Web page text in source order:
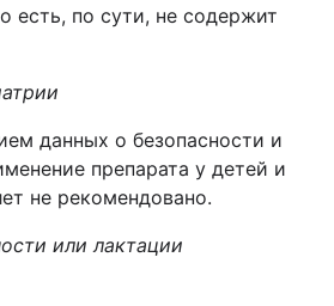
есть, по сути, не содержит
данных о безопасности и
препарата у детей и
не рекомендовано.
или лактации